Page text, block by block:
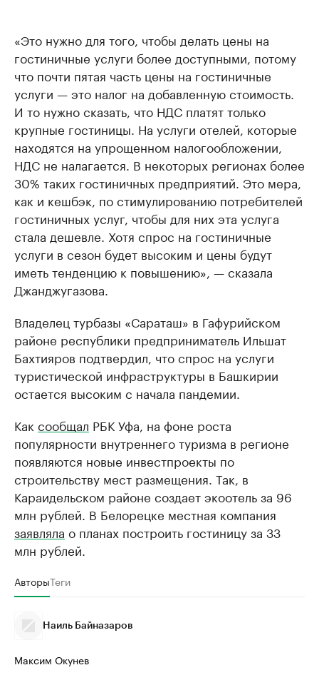
«Это нужно для того, чтобы делать цены на
гостиничные услуги более доступными, потому
что почти пятая часть цены на гостиничные
услуги — это налог на добавленную стоимость.
И то нужно сказать, что НДС платят только
крупные гостиницы. На услуги отелей, которые
находятся на упрощенном налогообложении,
НДС не налагается. В некоторых регионах более
30% таких гостиничных предприятий. Это мера,
как и кешбэк, по стимулированию потребителей
гостиничных услуг, чтобы для них эта услуга
стала дешевле. Хотя спрос на гостиничные
услуги в сезон будет высоким и цены будут
иметь тенденцию к повышению», — сказала
Джанджугазова.
Владелец турбазы «Сараташ» в Гафурийском
районе республики предприниматель Ильшат
Бахтияров подтвердил, что спрос на услуги
туристической инфраструктуры в Башкирии
остается высоким с начала пандемии.
Как сообщал РБК Уфа, на фоне роста
популярности внутреннего туризма в регионе
появляются новые инвестпроекты по
строительству мест размещения. Так, в
Караидельском районе создает экоотель за 96
млн рублей. В Белорецке местная компания
заявляла о планах построить гостиницу за 33
млн рублей.
АвторыТеги
Наиль Байназаров
Максим Окунев